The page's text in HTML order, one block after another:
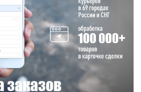
проект